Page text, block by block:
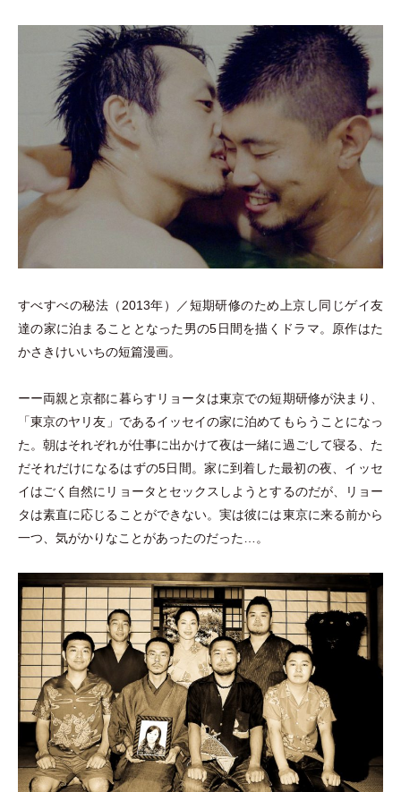
すべすべの秘法 （2013年）
／短期研修のため上京し同じゲイ友
達の家に泊まることとなった男の5日間を描くドラマ。原作はた
かさきけいいちの短篇漫画。
ーー両親と京都に暮らすリョータは東京での短期研修が決まり、
「東京のヤリ友 」 であるイッセイの家に泊めてもらうことになっ
た。朝はそれぞれが仕事に出かけて夜は一緒に過ごして寝る、た
だそれだけになるはずの5日間。家に到着した最初の夜、イッセ
イはごく自然にリョータとセックスしようとするのだが、リョー
タは素直に応じることができない。実は彼には東京に来る前から
一つ、気がかりなことがあったのだった…。